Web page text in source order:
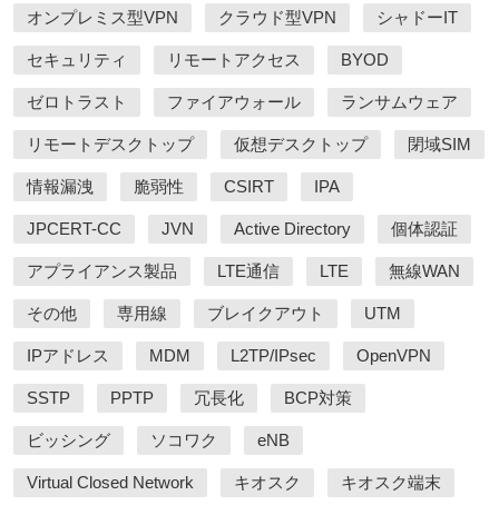
オンプレミス型VPN クラウド型VPN シャドーIT
セキュリティ リモートアクセス BYOD
ゼロトラスト ファイアウォール ランサムウェア
リモートデスクトップ 仮想デスクトップ 閉域SIM
情報漏洩 脆弱性 CSIRT IPA
JPCERT-CC JVN Active Directory 個体認証
アプライアンス製品 LTE通信 LTE 無線WAN
その他 専用線 ブレイクアウト UTM
IPアドレス MDM L2TP/IPsec OpenVPN
SSTP PPTP 冗長化 BCP対策
ビッシング ソコワク eNB
Virtual Closed Network キオスク キオスク端末